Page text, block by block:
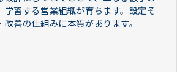
学習する営業組織が育ちます。設定そ
善の仕組みに本質があります。